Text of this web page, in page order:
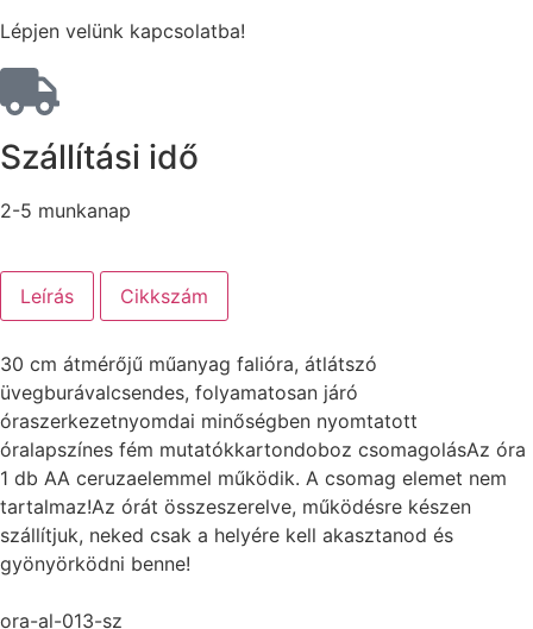
Lépjen velünk kapcsolatba!
Szállítási idő
2-5 munkanap
Leírás Cikkszám
30 cm átmérőjű műanyag falióra, átlátszó
üvegburávalcsendes, folyamatosan járó
óraszerkezetnyomdai minőségben nyomtatott
óralapszínes fém mutatókkartondoboz csomagolásAz óra
1 db AA ceruzaelemmel működik. A csomag elemet nem
tartalmaz!Az órát összeszerelve, működésre készen
szállítjuk, neked csak a helyére kell akasztanod és
gyönyörködni benne!
ora-al-013-sz